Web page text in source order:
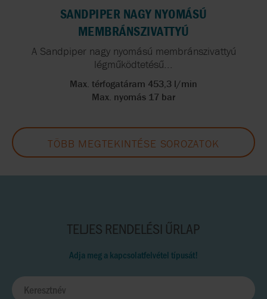
SANDPIPER NAGY NYOMÁSÚ
MEMBRÁNSZIVATTYÚ
A Sandpiper nagy nyomású membránszivattyú
légműködtetésű...
Max. térfogatáram 453,3 l/min
Max. nyomás 17 bar
TÖBB MEGTEKINTÉSE SOROZATOK
TELJES RENDELÉSI ŰRLAP
Adja meg a kapcsolatfelvétel típusát!